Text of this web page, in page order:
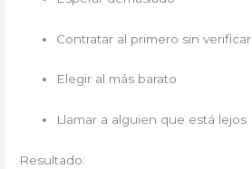
Contratar al primero sin verificar
Elegir al más barato
Llamar a alguien que está lejos
Resultado: